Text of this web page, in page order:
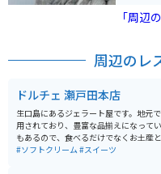
な海を
の一環と
トが点在
インのイ
周りを
す。フ
真を撮る
「周辺
周辺のレ
ドルチェ 瀬戸田本店
生口島にあるジェラート屋です。地元
用されており、豊富な品揃えになって
もあるので、食べるだけでなくお土産
からは瀬戸内海が一望でき、ツーリング
#ソフトクリーム#スイーツ